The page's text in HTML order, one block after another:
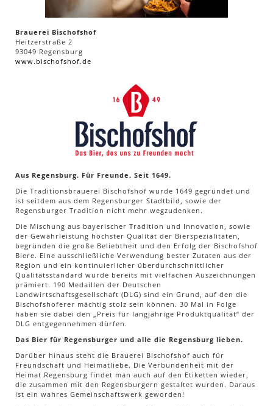
Brauerei Bischofshof
Heitzerstraße 2
93049 Regensburg
www.bischofshof.de
Aus Regensburg. Für Freunde. Seit 1649.
Die Traditionsbrauerei Bischofshof wurde 1649 gegründet und
ist seitdem aus dem Regensburger Stadtbild, sowie der
Regensburger Tradition nicht mehr wegzudenken.
Die Mischung aus bayerischer Tradition und Innovation, sowie
der Gewährleistung höchster Qualität der Bierspezialitäten,
begründen die große Beliebtheit und den Erfolg der Bischofshof
Biere. Eine ausschließliche Verwendung bester Zutaten aus der
Region und ein kontinuierlicher überdurchschnittlicher
Qualitätsstandard wurde bereits mit vielfachen Auszeichnungen
prämiert. 190 Medaillen der Deutschen
Landwirtschaftsgesellschaft (DLG) sind ein Grund, auf den die
Bischofshoferer mächtig stolz sein können. 30 Mal in Folge
haben sie dabei den „Preis für langjährige Produktqualität“ der
DLG entgegennehmen dürfen.
Das Bier für Regensburger und alle die Regensburg lieben.
Darüber hinaus steht die Brauerei Bischofshof auch für
Freundschaft und Heimatliebe. Die Verbundenheit mit der
Heimat Regensburg findet man auch auf den Etiketten wieder,
die zusammen mit den Regensburgern gestaltet wurden. Daraus
ist ein wahres Gemeinschaftswerk geworden!